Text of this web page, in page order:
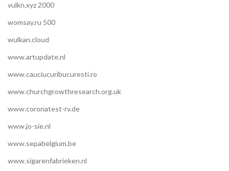
vulkn.xyz 2000
womsay.ru 500
wulkan.cloud
www.artupdate.nl
www.cauciucuribucuresti.ro
www.churchgrowthresearch.org.uk
www.coronatest-rv.de
www.jo-sie.nl
www.sepabelgium.be
www.sigarenfabrieken.nl